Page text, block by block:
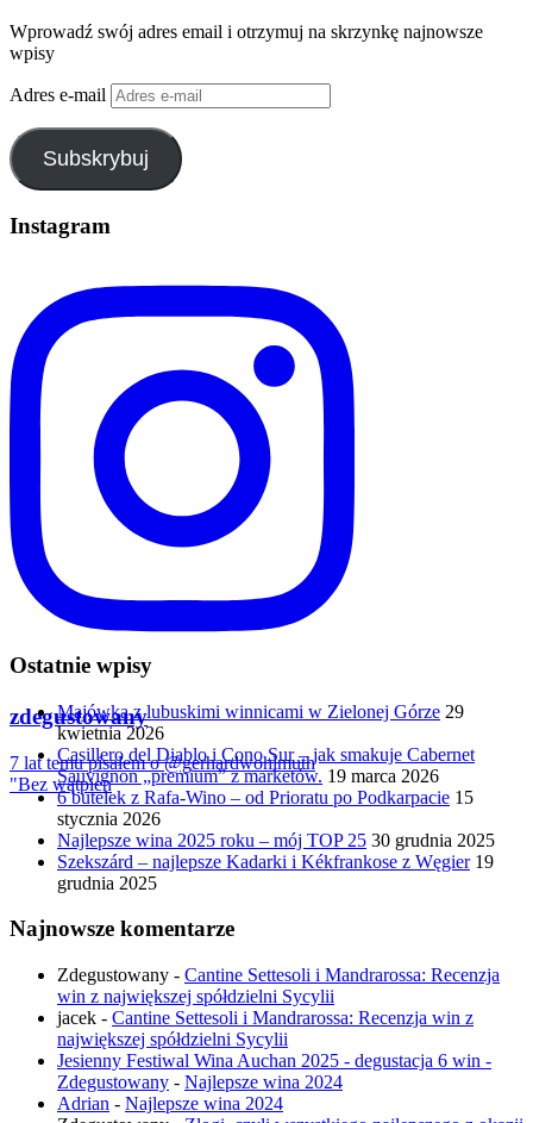
Wprowadź swój adres email i otrzymuj na skrzynkę najnowsze
wpisy
Adres e-mail
Subskrybuj
Instagram
zdegustowany
7 lat temu pisałem o @gerhardwohlmuth
"Bez wątpien
Ostatnie wpisy
Majówka z lubuskimi winnicami w Zielonej Górze 29
kwietnia 2026
Casillero del Diablo i Cono Sur – jak smakuje Cabernet
Sauvignon „premium” z marketów. 19 marca 2026
6 butelek z Rafa-Wino – od Prioratu po Podkarpacie 15
stycznia 2026
Najlepsze wina 2025 roku – mój TOP 25 30 grudnia 2025
Szekszárd – najlepsze Kadarki i Kékfrankose z Węgier 19
grudnia 2025
Najnowsze komentarze
Zdegustowany - Cantine Settesoli i Mandrarossa: Recenzja
win z największej spółdzielni Sycylii
jacek - Cantine Settesoli i Mandrarossa: Recenzja win z
największej spółdzielni Sycylii
Jesienny Festiwal Wina Auchan 2025 - degustacja 6 win -
Zdegustowany - Najlepsze wina 2024
Adrian - Najlepsze wina 2024